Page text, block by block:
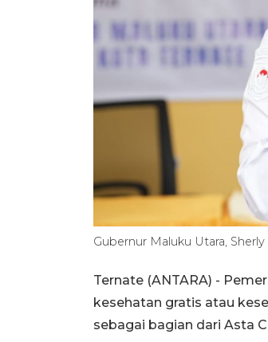
Gubernur Maluku Utara,
Ternate (ANTARA) -
kesehatan gratis atau
sebagai bagian dari Asta